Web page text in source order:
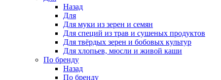
Назад
Для
Для муки из зерен и семян
Для специй из трав и сушеных продуктов
Для твёрдых зерен и бобовых культур
Для хлопьев, мюсли и живой каши
По бренду
Назад
По бренду